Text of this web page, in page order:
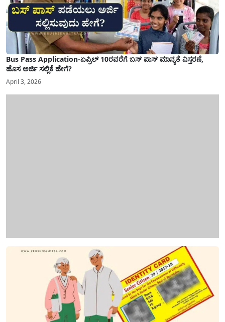
Bus Pass Application-ಏಪ್ರಿಲ್ 10ರವರೆಗೆ ಬಸ್ ಪಾಸ್ ಮಾನ್ಯತೆ ವಿಸ್ತರಣೆ,
ಹೊಸ ಅರ್ಜಿ ಸಲ್ಲಿಕೆ ಹೇಗೆ?
April 3, 2026